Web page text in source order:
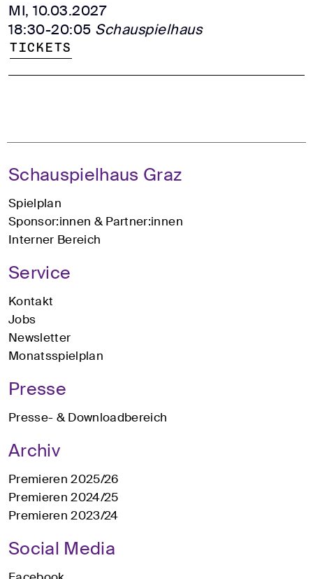
MI, 10.03.2027
18:30-20:05 Schauspielhaus
Tickets
Schauspielhaus Graz
Spielplan
Sponsor:innen & Partner:innen
Interner Bereich
Service
Kontakt
Jobs
Newsletter
Monatsspielplan
Presse
Presse- & Downloadbereich
Archiv
Premieren 2025/26
Premieren 2024/25
Premieren 2023/24
Social Media